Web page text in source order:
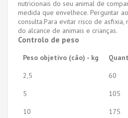
nutricionais do seu animal de
medida que envelhece. Perguntar
consulta.Para evitar risco de
do alcance de animais e crianças.
Controlo de peso
Peso objetivo (cão) - kg
2,5
60
5
105
10
175